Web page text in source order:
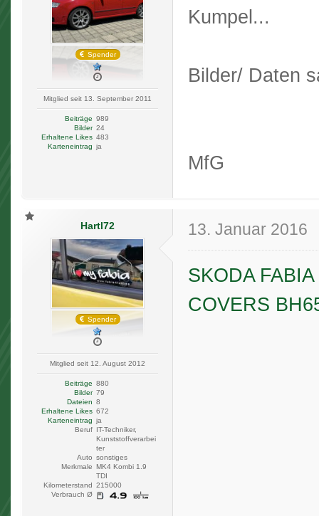
Spender
Mitglied seit 13. September 2011
Beiträge 989
Bilder 24
Erhaltene Likes 483
Karteneintrag ja
Kumpel...
Bilder/ Daten
MfG
Hartl72
Spender
Mitglied seit 12. August 2012
Beiträge 880
Bilder 79
Dateien 8
Erhaltene Likes 672
Karteneintrag ja
Beruf IT-Techniker,
Kunststoffverarbei
ter
Auto sonstiges
Merkmale MK4 Kombi 1.9
TDI
Kilometerstand 215000
Verbrauch Ø
13. Januar 2016
SKODA
COVERS